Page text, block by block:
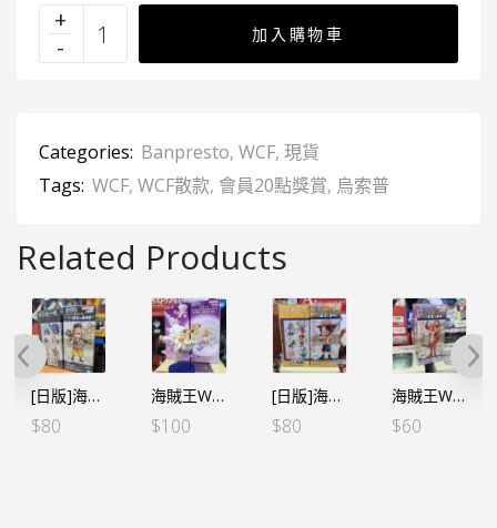
加入購物車
Categories: Banpresto, WCF, 現貨
Tags: WCF, WCF散款, 會員20點獎賞, 烏索普
Related Products
[日版]海賊王WCF -和之國鬼島篇- VOL.8 烏索普
$80
海賊王WCF -蒙奇•D•路飛 五檔 SPECIAL C小眠
$100
[日版]海賊王WCF -和之國鬼島篇- VOL.2 艾斯
$80
海賊王WCF -和之國鬼島篇- VOL.1 福茲弗
$60